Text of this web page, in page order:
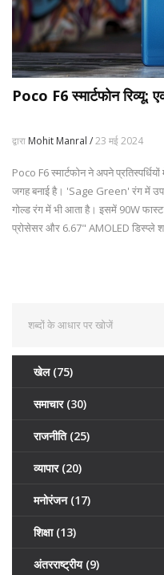
Poco F6 स्मार्टफोन रिव्यू:
द्वारा Mohit Manral /23 मई 2024
Poco F6 स्मार्टफोन ने अपने
जगह बनाई है। 'Sage Green' रंग में
गोल्ड रंग में भी आता है। इसमें 90W
प्रोसेसर और 6.67" AMOLED डिस्प्ले
खेल (75)
समाचार (30)
राजनीति (25)
व्यापार (20)
मनोरंजन (17)
शिक्षा (13)
अंतरराष्ट्रीय (9)